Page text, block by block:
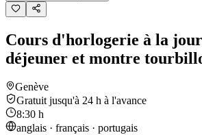
Cours d'horlogerie à la
déjeuner et montre
Genève
Gratuit jusqu'à 24 h à l'avance
8:30 h
anglais · français · portugais